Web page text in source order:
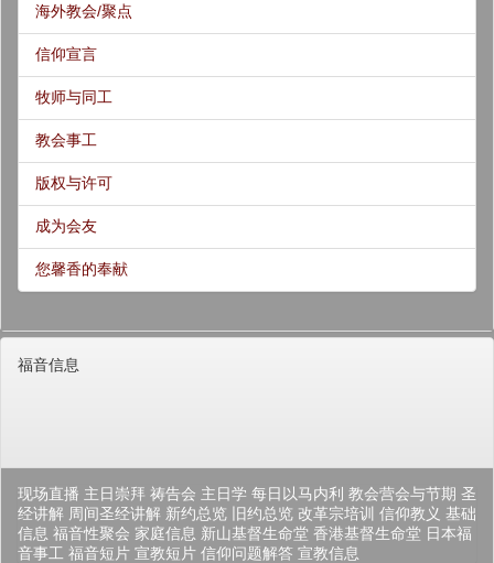
海外教会/聚点
信仰宣言
牧师与同工
教会事工
版权与许可
成为会友
您馨香的奉献
福音信息
现场直播 主日崇拜 祷告会 主日学 每日以马内利 教会营会与节期 圣
经讲解 周间圣经讲解 新约总览 旧约总览 改革宗培训 信仰教义 基础
信息 福音性聚会 家庭信息 新山基督生命堂 香港基督生命堂 日本福
音事工 福音短片 宣教短片 信仰问题解答 宣教信息